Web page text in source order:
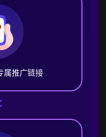
属推广链接